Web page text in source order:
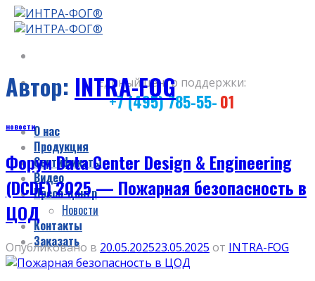
Skip
to
Единый центр поддержки:
+7 (495) 785-55-01
О нас
Продукция
Сертификаты
Видео
Пресс-центр
Новости
Контакты
Заказать
Автор: INTRA-FOG
новости
Форум Data Center Design & Engineering
(DCDE) 2025 — Пожарная безопасность в
ЦОД
Опубликовано в 20.05.202523.05.2025 от INTRA-FOG